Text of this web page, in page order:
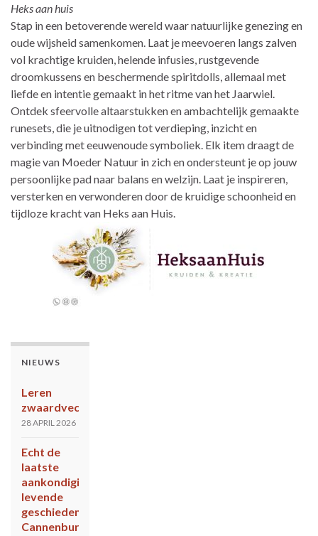
Heks aan huis
Stap in een betoverende wereld waar natuurlijke genezing en
oude wijsheid samenkomen. Laat je meevoeren langs zalven
vol krachtige kruiden, helende infusies, rustgevende
droomkussens en beschermende spiritdolls, allemaal met
liefde en intentie gemaakt in het ritme van het Jaarwiel.
Ontdek sfeervolle altaarstukken en ambachtelijk gemaakte
runesets, die je uitnodigen tot verdieping, inzicht en
verbinding met eeuwenoude symboliek. Elk item draagt de
magie van Moeder Natuur in zich en ondersteunt je op jouw
persoonlijke pad naar balans en welzijn. Laat je inspireren,
versterken en verwonderen door de kruidige schoonheid en
tijdloze kracht van Heks aan Huis.
NIEUWS
Leren
zwaardvechten?
28 APRIL 2026
Echt de
laatste
aankondiging
levende
geschiedenis
Cannenburch